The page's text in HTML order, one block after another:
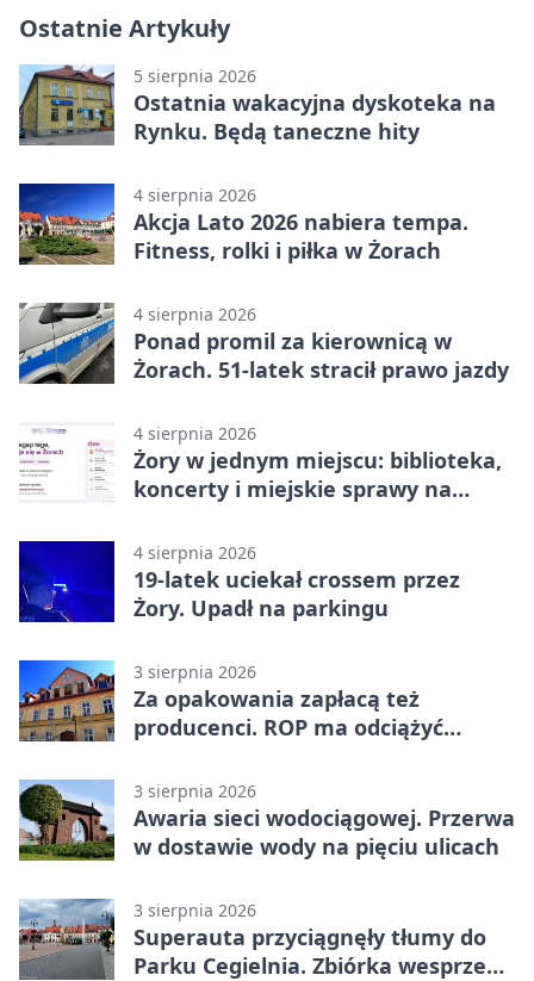
Ostatnie Artykuły
5 sierpnia 2026
Ostatnia wakacyjna dyskoteka na
Rynku. Będą taneczne hity
4 sierpnia 2026
Akcja Lato 2026 nabiera tempa.
Fitness, rolki i piłka w Żorach
4 sierpnia 2026
Ponad promil za kierownicą w
Żorach. 51-latek stracił prawo jazdy
4 sierpnia 2026
Żory w jednym miejscu: biblioteka,
koncerty i miejskie sprawy na
4 sierpnia 2026
19-latek uciekał crossem przez
Żory. Upadł na parkingu
3 sierpnia 2026
Za opakowania zapłacą też
producenci. ROP ma odciążyć
3 sierpnia 2026
Awaria sieci wodociągowej. Przerwa
w dostawie wody na pięciu ulicach
3 sierpnia 2026
Superauta przyciągnęły tłumy do
Parku Cegielnia. Zbiórka wesprze